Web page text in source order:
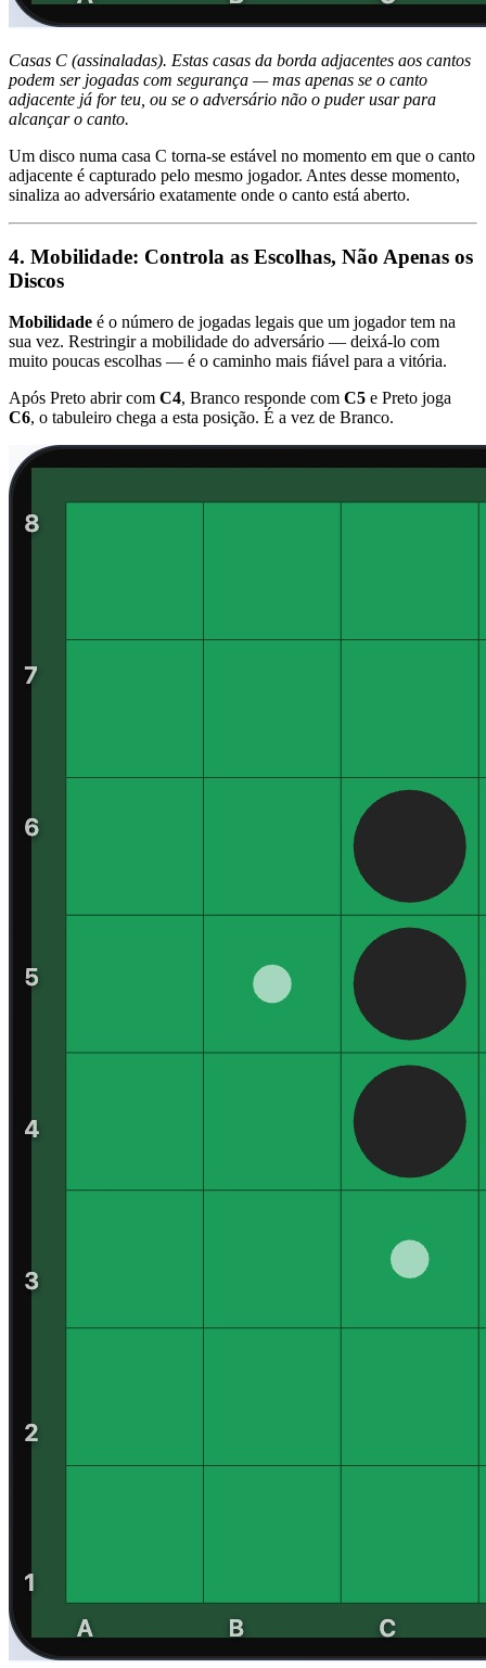
Casas C (assinaladas). Estas casas da borda adjacentes aos cantos
podem ser jogadas com segurança — mas apenas se o canto
adjacente já for teu, ou se o adversário não o puder usar para
alcançar o canto.
Um disco numa casa C torna-se estável no momento em que o canto
adjacente é capturado pelo mesmo jogador. Antes desse momento,
sinaliza ao adversário exatamente onde o canto está aberto.
4. Mobilidade: Controla as Escolhas, Não Apenas os
Discos
Mobilidade é o número de jogadas legais que um jogador tem na
sua vez. Restringir a mobilidade do adversário — deixá-lo com
muito poucas escolhas — é o caminho mais fiável para a vitória.
Após Preto abrir com C4, Branco responde com C5 e Preto joga
C6, o tabuleiro chega a esta posição. É a vez de Branco.